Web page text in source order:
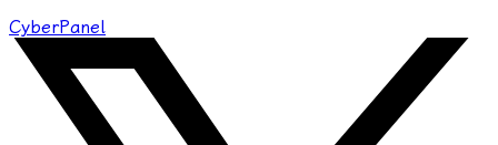
CyberPanel